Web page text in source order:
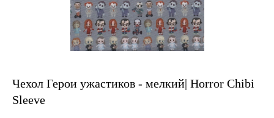
Чехол Герои ужастиков - мелкий| Horror Chibi
Sleeve